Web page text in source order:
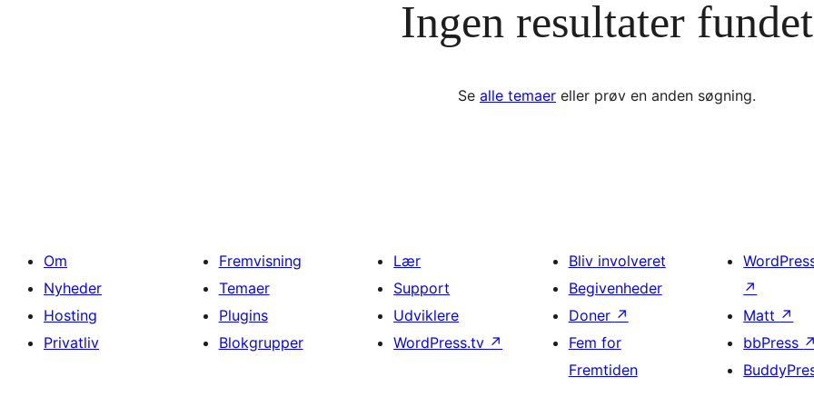
Ingen resultater fundet
Se alle temaer eller prøv en anden søgning.
Om
Nyheder
Hosting
Privatliv
Fremvisning
Temaer
Plugins
Blokgrupper
Lær
Support
Udviklere
WordPress.tv ↗
Bliv involveret
Begivenheder
Doner ↗
Fem for
Fremtiden
↗
Matt ↗
bbPress ↗